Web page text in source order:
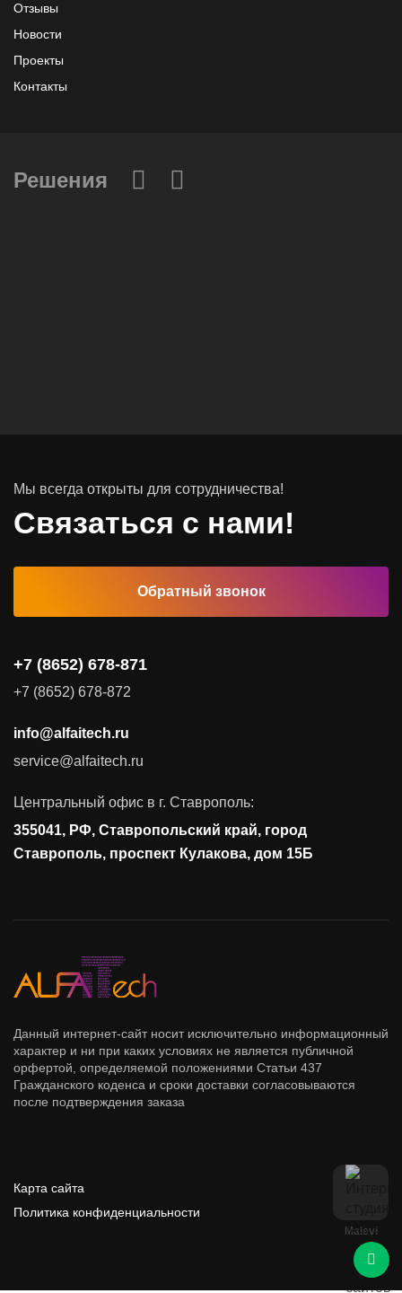
Отзывы
Новости
Проекты
Контакты
Решения
Автоматизированные рабочие места
Видеоконференцсвязь
Поставка продуктов для резервного копирования данных
Соответствие требованиям и стандартам
Антивирусная защита
Управление доступом
Сетевая безопасность
Мы всегда открыты для сотрудничества!
Связаться с нами!
Обратный звонок
+7 (8652) 678-871
+7 (8652) 678-872
info@alfaitech.ru
service@alfaitech.ru
Центральный офис в г. Ставрополь:
355041, РФ, Ставропольский край, город
Ставрополь, проспект Кулакова, дом 15Б
Данный интернет-сайт носит исключительно информационный
характер и ни при каких условиях не является публичной
орфертой, определяемой положениями Статьи 437
Гражданского коденса и сроки доставки согласовываются
после подтверждения заказа
Карта сайта
Политика конфиденциальности
Malevi